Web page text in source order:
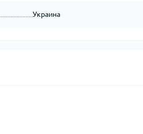
Украина